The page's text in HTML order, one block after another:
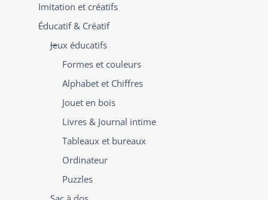
Imitation et créatifs
Éducatif & Créatif
Jeux éducatifs
Formes et couleurs
Alphabet et Chiffres
Jouet en bois
Livres & Journal intime
Tableaux et bureaux
Ordinateur
Puzzles